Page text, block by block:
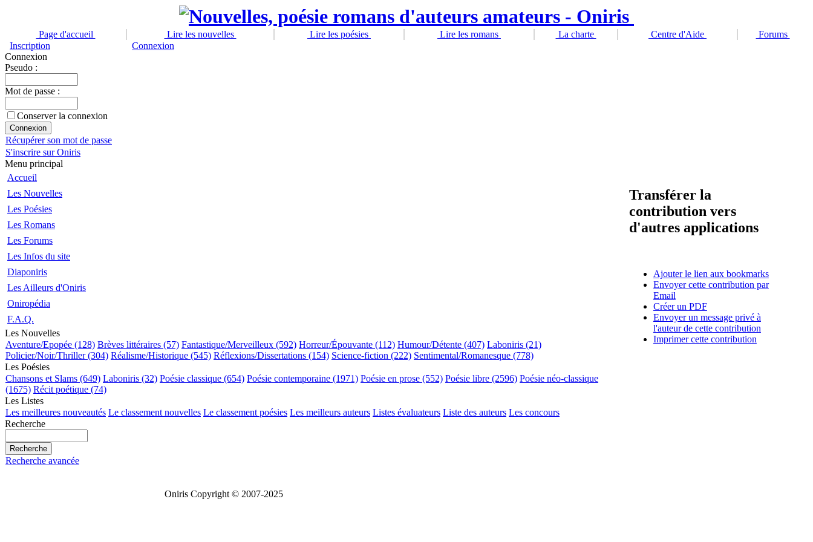
Page d'accueil Lire les nouvelles Lire les poésies Lire les romans La charte Centre d'Aide
Forums
Inscription
Connexion
Connexion
Pseudo :
Mot de passe :
Conserver la connexion
Récupérer son mot de passe
S'inscrire sur Oniris
Menu principal
Accueil
Les Nouvelles
Les Poésies
Les Romans
Les Forums
Les Infos du site
Diaponiris
Les Ailleurs d'Oniris
Oniropédia
F.A.Q.
Les Nouvelles
Aventure/Epopée (128) Brèves littéraires (57) Fantastique/Merveilleux (592) Horreur/Épouvante (112) Humour/Détente (407) Laboniris (21)
Policier/Noir/Thriller (304) Réalisme/Historique (545) Réflexions/Dissertations (154) Science-fiction (222) Sentimental/Romanesque (778)
Les Poésies
Chansons et Slams (649) Laboniris (32) Poésie classique (654) Poésie contemporaine (1971) Poésie en prose (552) Poésie libre (2596) Poésie néo-classique
(1675) Récit poétique (74)
Les Listes
Les meilleures nouveautés Le classement nouvelles Le classement poésies Les meilleurs auteurs Listes évaluateurs Liste des auteurs Les concours
Recherche
Recherche avancée
Transférer la
contribution vers
d'autres applications
Ajouter le lien aux bookmarks
Envoyer cette contribution par
Email
Créer un PDF
Envoyer un message privé à
l'auteur de cette contribution
Imprimer cette contribution
Oniris Copyright © 2007-2025